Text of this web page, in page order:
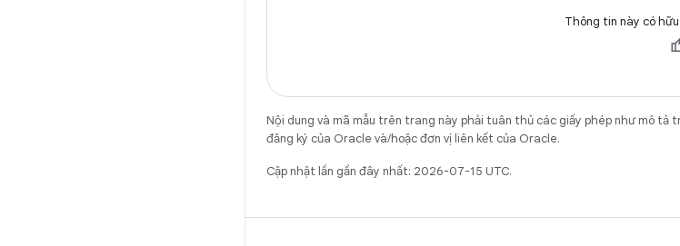
Thông tin này có
Nội dung và mã mẫu trên trang này phải tuân thủ các giấy phép như mô tả
đăng ký của Oracle và/hoặc đơn vị liên kết của Oracle.
Cập nhật lần gần đây nhất: 2026-07-15 UTC.